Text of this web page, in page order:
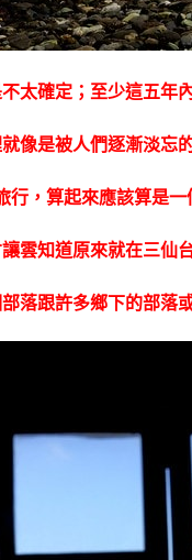
太確定；至少這五年
像是被人們逐漸淡忘
行，算起來應該算是
雲知道原來就在三仙
落跟許多鄉下的部落